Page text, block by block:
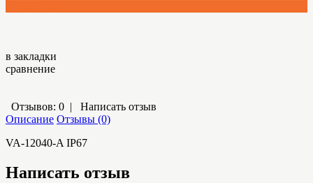
в закладки
сравнение
Отзывов: 0 | Написать отзыв
Описание Отзывы (0)
VA-12040-A IP67
Написать отзыв